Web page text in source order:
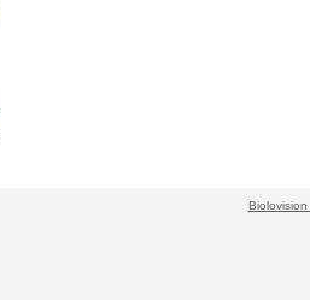
Biolovision